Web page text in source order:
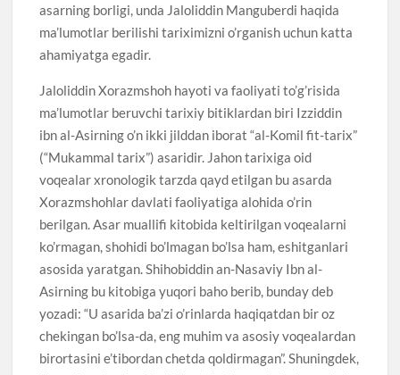
asarning borligi, unda Jaloliddin Manguberdi haqida
ma’lumotlar berilishi tariximizni o’rganish uchun katta
ahamiyatga egadir.
Jaloliddin Xorazmshoh hayoti va faoliyati to’g’risida
ma’lumotlar beruvchi tarixiy bitiklardan biri Izziddin
ibn al-Asirning o’n ikki jilddan iborat “al-Komil fit-tarix”
(“Mukammal tarix”) asaridir. Jahon tarixiga oid
voqealar xronologik tarzda qayd etilgan bu asarda
Xorazmshohlar davlati faoliyatiga alohida o’rin
berilgan. Asar muallifi kitobida keltirilgan voqealarni
ko’rmagan, shohidi bo’lmagan bo’lsa ham, eshitganlari
asosida yaratgan. Shihobiddin an-Nasaviy Ibn al-
Asirning bu kitobiga yuqori baho berib, bunday deb
yozadi: “U asarida ba’zi o’rinlarda haqiqatdan bir oz
chekingan bo’lsa-da, eng muhim va asosiy voqealardan
birortasini e’tibordan chetda qoldirmagan”. Shuningdek,